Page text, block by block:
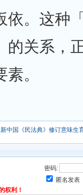
依。这种
的关系，
。
新中国《民法典》修订意味生
密码:
匿名发表
权利！